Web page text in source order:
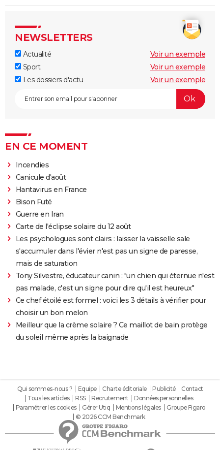
NEWSLETTERS
Actualité
Voir un exemple
Sport
Voir un exemple
Les dossiers d'actu
Voir un exemple
EN CE MOMENT
Incendies
Canicule d'août
Hantavirus en France
Bison Futé
Guerre en Iran
Carte de l'éclipse solaire du 12 août
Les psychologues sont clairs : laisser la vaisselle sale
s'accumuler dans l'évier n'est pas un signe de paresse,
mais de saturation
Tony Silvestre, éducateur canin : "un chien qui éternue n'est
pas malade, c'est un signe pour dire qu'il est heureux"
Ce chef étoilé est formel : voici les 3 détails à vérifier pour
choisir un bon melon
Meilleur que la crème solaire ? Ce maillot de bain protège
du soleil même après la baignade
Qui sommes-nous ? Equipe Charte éditoriale Publicité
Contact
Tous les articles
RSS Recrutement
Données personnelles
Paramétrer les cookies
Gérer Utiq Mentions légales
Groupe Figaro
© 2026 CCM Benchmark